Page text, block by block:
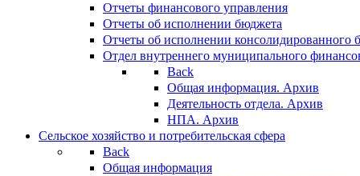
Отчеты финансового управления
Отчеты об исполнении бюджета
Отчеты об исполнении консолидированного
Отдел внутреннего муниципального
Back
Общая информация. Архив
Деятельность отдела. Архив
НПА. Архив
Сельское хозяйство и потребительская сфера
Back
Общая информация